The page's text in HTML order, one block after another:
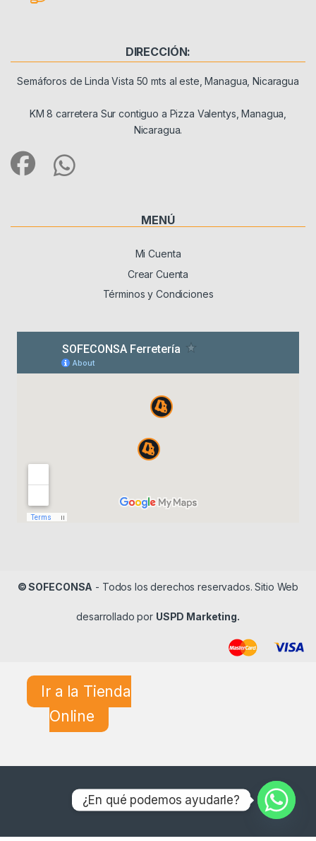
DIRECCIÓN:
Semáforos de Linda Vista 50 mts al este, Managua, Nicaragua
KM 8 carretera Sur contiguo a Pizza Valentys, Managua,
Nicaragua.
MENÚ
Mi Cuenta
Crear Cuenta
Términos y Condiciones
© SOFECONSA - Todos los derechos reservados. Sitio Web
desarrollado por USPD Marketing.
Ir a la Tienda
Online
¿En qué podemos ayudarle?